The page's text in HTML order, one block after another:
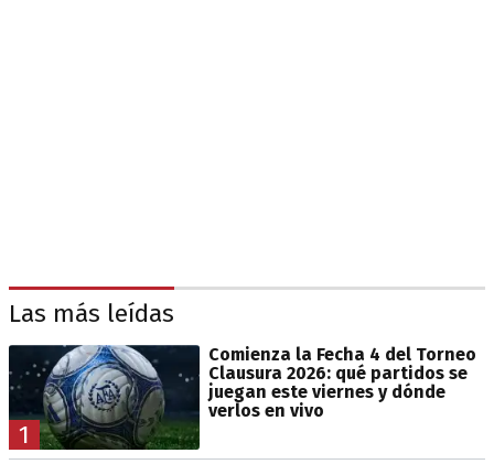
Las más leídas
1
Comienza la Fecha 4 del Torneo
Clausura 2026: qué partidos se
juegan este viernes y dónde
verlos en vivo